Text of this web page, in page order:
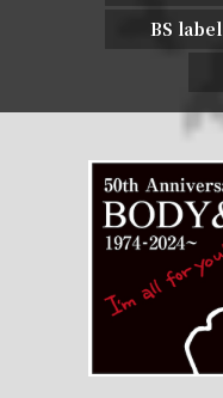
BS label